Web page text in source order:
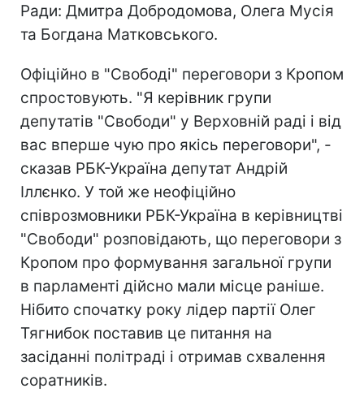
Ради: Дмитра Добродомова, Олега Мусія
та Богдана Матковського.
Офіційно в "Свободі" переговори з Кропом
спростовують. "Я керівник групи
депутатів "Свободи" у Верховній раді і від
вас вперше чую про якісь переговори", -
сказав РБК-Україна депутат Андрій
Іллєнко. У той же неофіційно
співрозмовники РБК-Україна в керівництві
"Свободи" розповідають, що переговори з
Кропом про формування загальної групи
в парламенті дійсно мали місце раніше.
Нібито спочатку року лідер партії Олег
Тягнибок поставив це питання на
засіданні політраді і отримав схвалення
соратників.